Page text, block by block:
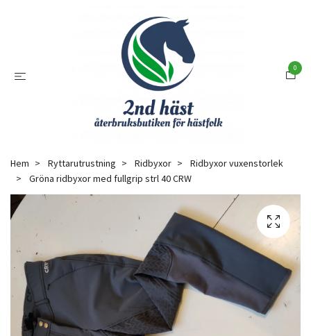
0
Hem Ryttarutrustning Ridbyxor
Ridbyxor vuxenstorlek
Gröna ridbyxor med fullgrip strl 40 CRW